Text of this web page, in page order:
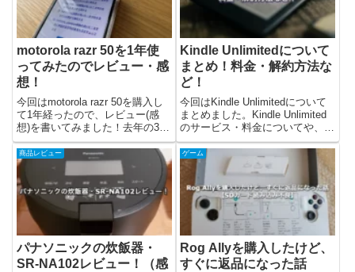
motorola razr 50を1年使
ってみたのでレビュー・感
想！
今回はmotorola razr 50を購入し
て1年経ったので、レビュー(感
想)を書いてみました！去年の3月
あたりから使い始めて、気づけば
1年経っていました。結論として
は、折りたためるのは正義で「コ
ンパクトで持ち運びやすい。」と
いうのがいい...
Kindle Unlimitedについて
まとめ！料金・解約方法な
ど！
今回はKindle Unlimitedについて
まとめました。Kindle Unlimited
のサービス・料金についてや、解
約方法、直近のキャンペーンどん
なものがあったのかなどを書いて
います。Kindle Unlimitedとは？
Kindle...
商品レビュー
パナソニックの炊飯器・
SR-NA102レビュー！（感
ゲーム
Rog Allyを購入したけど、
すぐに返品になった話